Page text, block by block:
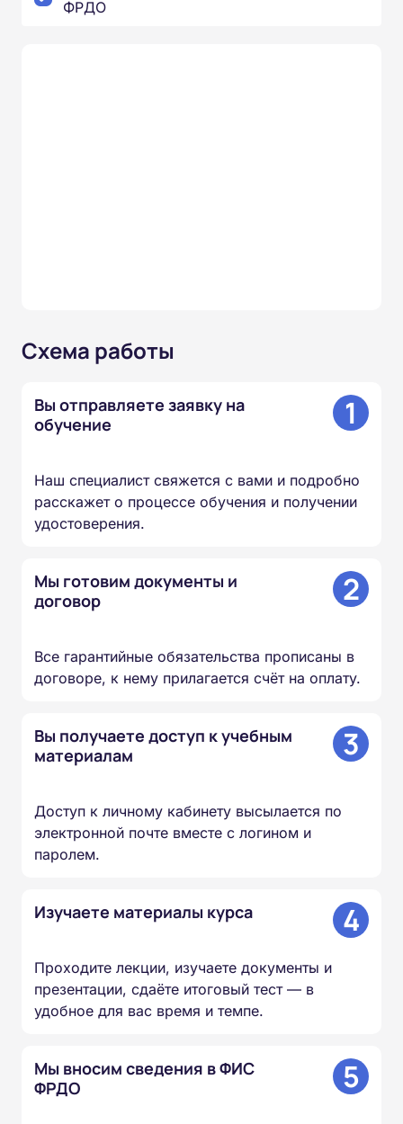
ФРДО
Схема работы
Вы отправляете заявку на
обучение
1
Наш специалист свяжется с вами и подробно
расскажет о процессе обучения и получении
удостоверения.
Мы готовим документы и
договор
2
Все гарантийные обязательства прописаны в
договоре, к нему прилагается счёт на оплату.
Вы получаете доступ к учебным
материалам
3
Доступ к личному кабинету высылается по
электронной почте вместе с логином и
паролем.
Изучаете материалы курса 4
Проходите лекции, изучаете документы и
презентации, сдаёте итоговый тест — в
удобное для вас время и темпе.
Мы вносим сведения в ФИС
ФРДО
5